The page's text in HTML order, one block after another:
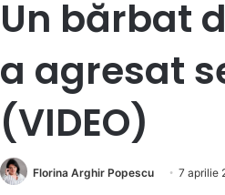
Un bărbat
a agresat
(VIDEO)
Florina Arghir Popescu 7 aprilie